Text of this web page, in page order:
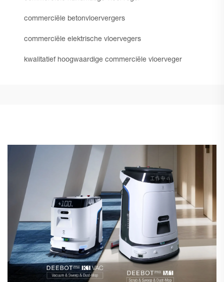
commerciële betonvloervergers
commerciële elektrische vloervegers
kwalitatief hoogwaardige commerciële vloerveger